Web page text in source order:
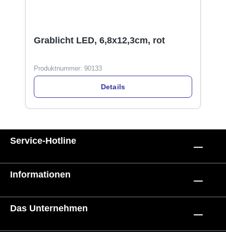
Grablicht LED, 6,8x12,3cm, rot
Produktnummer: 90133
Details
Service-Hotline
Informationen
Das Unternehmen